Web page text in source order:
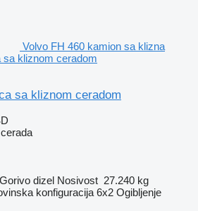
Volvo FH 460 kamion sa klizna
kliznom ceradom
sa kliznom ceradom
Gorivo dizel Nosivost 27.240 kg
konfiguracija 6x2 Ogibljenje